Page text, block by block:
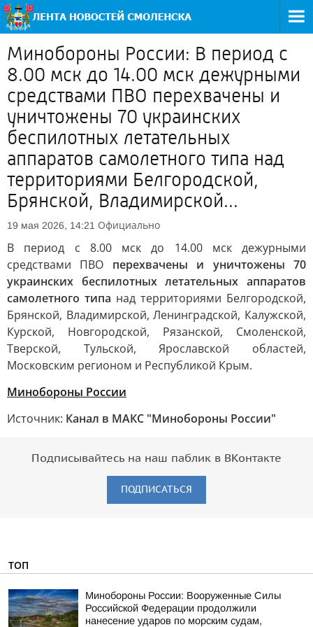
Минобороны России: В период с
8.00 мск до 14.00 мск дежурными
средствами ПВО перехвачены и
уничтожены 70 украинских
беспилотных летательных
аппаратов самолетного типа над
территориями Белгородской,
Брянской, Владимирской...
19 мая 2026, 14:21 Официально
В период с 8.00 мск до 14.00 мск дежурными
средствами ПВО перехвачены и уничтожены 70
украинских беспилотных летательных аппаратов
самолетного типа над территориями Белгородской,
Брянской, Владимирской, Ленинградской, Калужской,
Курской, Новгородской, Рязанской, Смоленской,
Тверской, Тульской, Ярославской областей,
Московским регионом и Республикой Крым.
Минобороны России
Источник: Канал в МАКС "Минобороны России"
Подписывайтесь на наш паблик в ВКонтакте
ПОДПИСАТЬСЯ
ТОП
Минобороны России: Вооруженные Силы
Российской Федерации продолжили
нанесение ударов по морским судам,